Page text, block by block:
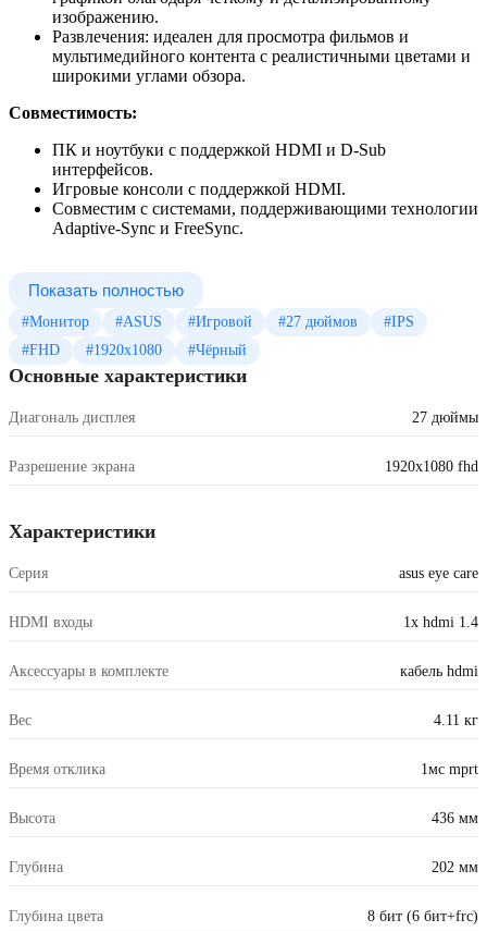
изображению.
Развлечения: идеален для просмотра фильмов и
мультимедийного контента с реалистичными цветами и
широкими углами обзора.
Совместимость:
ПК и ноутбуки с поддержкой HDMI и D-Sub
интерфейсов.
Игровые консоли с поддержкой HDMI.
Совместим с системами, поддерживающими технологии
Adaptive-Sync и FreeSync.
Показать полностью
#Монитор #ASUS #Игровой #27 дюймов
#IPS
#FHD
#1920x1080 #Чёрный
Основные характеристики
Диагональ дисплея 27 дюймы
Разрешение экрана 1920x1080 fhd
Характеристики
Cерия asus eye care
HDMI входы 1x hdmi 1.4
Аксессуары в комплекте кабель hdmi
Вес 4.11 кг
Время отклика 1мс mprt
Высота 436 мм
Глубина 202 мм
Глубина цвета 8 бит (6 бит+frc)